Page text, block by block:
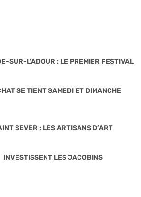
SUR-L’ADOUR : LE PREMIER FESTIVAL
SE TIENT SAMEDI ET DIMANCHE
SEVER : LES ARTISANS D’ART
INVESTISSENT LES JACOBINS